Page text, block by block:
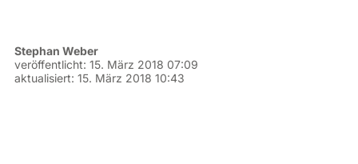
Stephan Weber
veröffentlicht: 15. März 2018 07:09
aktualisiert: 15. März 2018 10:43